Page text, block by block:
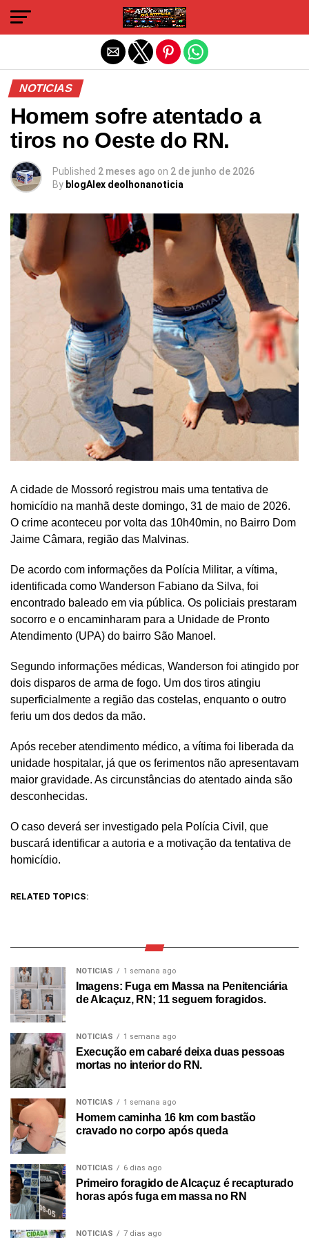
NOTICIAS
Homem sofre atentado a
tiros no Oeste do RN.
Published 2 meses ago on 2 de junho de 2026
By blogAlex deolhonanoticia
A cidade de Mossoró registrou mais uma tentativa de
homicídio na manhã deste domingo, 31 de maio de 2026.
O crime aconteceu por volta das 10h40min, no Bairro Dom
Jaime Câmara, região das Malvinas.
De acordo com informações da Polícia Militar, a vítima,
identificada como Wanderson Fabiano da Silva, foi
encontrado baleado em via pública. Os policiais prestaram
socorro e o encaminharam para a Unidade de Pronto
Atendimento (UPA) do bairro São Manoel.
Segundo informações médicas, Wanderson foi atingido por
dois disparos de arma de fogo. Um dos tiros atingiu
superficialmente a região das costelas, enquanto o outro
feriu um dos dedos da mão.
Após receber atendimento médico, a vítima foi liberada da
unidade hospitalar, já que os ferimentos não apresentavam
maior gravidade. As circunstâncias do atentado ainda são
desconhecidas.
O caso deverá ser investigado pela Polícia Civil, que
buscará identificar a autoria e a motivação da tentativa de
homicídio.
RELATED TOPICS:
NOTICIAS 1 semana ago
Imagens: Fuga em Massa na Penitenciária
de Alcaçuz, RN; 11 seguem foragidos.
NOTICIAS 1 semana ago
Execução em cabaré deixa duas pessoas
mortas no interior do RN.
NOTICIAS 1 semana ago
Homem caminha 16 km com bastão
cravado no corpo após queda
NOTICIAS 6 dias ago
Primeiro foragido de Alcaçuz é recapturado
horas após fuga em massa no RN
NOTICIAS 7 dias ago
Sair da versão mobile